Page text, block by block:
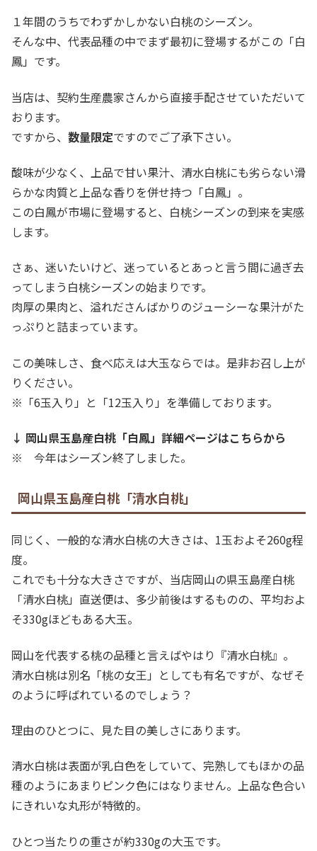
１年間のうちでわずかしかない白桃のシーズン。
そんな中、代表品種の中でまず最初に登場するがこの「白
鳳」です。
当店は、契約生産農家さんから直接手配させていただいて
おります。
ですから、 数量限定ですのでご了承下さい。
酸味が少なく、上品で甘い果汁、清水白桃にも劣らない滑
らかな肉質と上品な香りを併せ持つ「白鳳」。
この白鳳が市場に登場すると、白桃シーズンの到来を実感
します。
さぁ、迷いたいけど、迷っているとあっと言う間に過ぎ去
ってしまう白桃シーズンの始まりです。
肉厚の果肉と、溢れださんばかりのジューシーな果汁がた
っぷりと詰まっています。
この美味しさ、食べ応えは大玉ならでは。是非お召し上が
りください。
※「6玉入り」と「12玉入り」を準備しております。
↓ 岡山県玉島産白桃「白鳳」詳細ページはこちらから
※ 今年はシーズン終了しました。
岡山県玉島産白桃「清水白桃」
同じく、一般的な清水白桃の大きさは、1玉およそ260g程
度。
これでも十分な大きさですが、当店岡山の県玉島産白桃
「清水白桃」直送便は、多少前後はするものの、平均およ
そ330gほどもある大玉。
岡山を代表する桃の品種と言えばやはり『清水白桃』。
清水白桃は別名「桃の女王」としても有名ですが、なぜそ
のように呼ばれているのでしょう？
理由のひとつに、見た目の美しさにあります。
清水白桃は表面が乳白色をしていて、完熟してもほかの品
種のようにあまりピンク色にはなりません。上品な色合い
にきれいな丸形が特徴的。
ひとつ当たりの重さが約330gの大玉です。